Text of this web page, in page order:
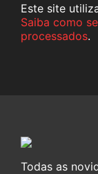
Este site
Saiba como
processados.
Todas as